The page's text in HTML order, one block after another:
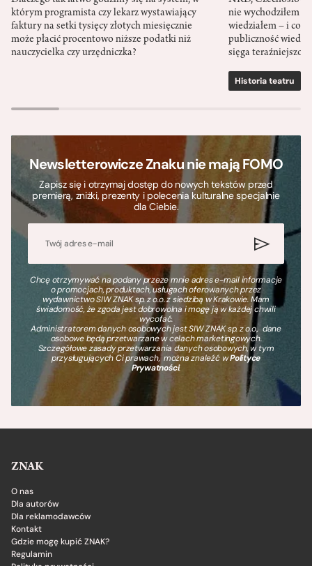
którym programista czy lekarz wystawiający
faktury na setki tysięcy złotych miesięcznie
może płacić procentowo niższe podatki niż
nauczycielka czy urzędniczka?
nie wychodziłem
wiedziałem – i co
publiczność
sięga
Historia teatru
Newsletterowicze Znaku nie mają FOMO
Zapisz się i otrzymaj dostęp do nowych tekstów przed
premierą, zniżki, prezenty i polecenia kulturalne specjalnie
dla Ciebie.
Chcę otrzymywać na podany przeze mnie adres e-mail informacje
o promocjach, produktach, usługach oferowanych przez
wydawnictwo SIW ZNAK sp. z o.o. z siedzibą w Krakowie. Mam
świadomość, że zgoda jest dobrowolna i mogę ją w każdej chwili
wycofać.
Administratorem danych osobowych jest SIW ZNAK sp. z o.o., dane
osobowe będą przetwarzane w celach marketingowych.
Szczegółowe zasady przetwarzania danych osobowych, w tym
przysługujących Ci prawach, można znaleźć wPolityce
Prywatności.
ZNAK
O nas
Dla autorów
Dla reklamodawców
Kontakt
Gdzie mogę kupić ZNAK?
Regulamin